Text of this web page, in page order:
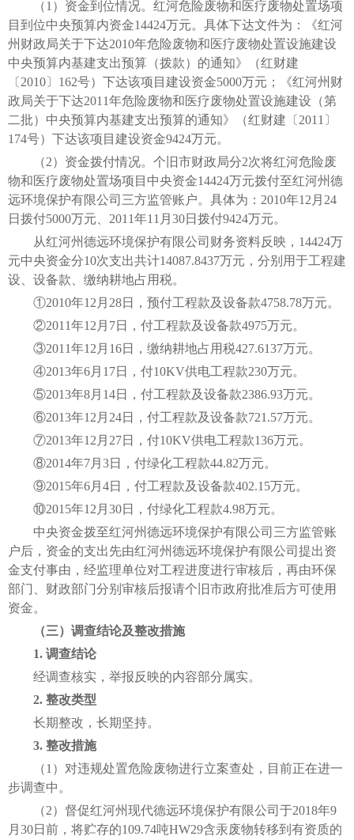
（1）资金到位情况。红河危险废物和医疗废物处置场项
目到位中央预算内资金14424万元。具体下达文件为：《红河
州财政局关于下达2010年危险废物和医疗废物处置设施建设
中央预算内基建支出预算（拨款）的通知》（红财建
〔2010〕162号）下达该项目建设资金5000万元；《红河州财
政局关于下达2011年危险废物和医疗废物处置设施建设（第
二批）中央预算内基建支出预算的通知》（红财建〔2011〕
174号）下达该项目建设资金9424万元。
（2）资金拨付情况。个旧市财政局分2次将红河危险废
物和医疗废物处置场项目中央资金14424万元拨付至红河州德
远环境保护有限公司三方监管账户。具体为：2010年12月24
日拨付5000万元、2011年11月30日拨付9424万元。
从红河州德远环境保护有限公司财务资料反映，14424万
元中央资金分10次支出共计14087.8437万元，分别用于工程建
设、设备款、缴纳耕地占用税。
①2010年12月28日，预付工程款及设备款4758.78万元。
②2011年12月7日，付工程款及设备款4975万元。
③2011年12月16日，缴纳耕地占用税427.6137万元。
④2013年6月17日，付10KV供电工程款230万元。
⑤2013年8月14日，付工程款及设备款2386.93万元。
⑥2013年12月24日，付工程款及设备款721.57万元。
⑦2013年12月27日，付10KV供电工程款136万元。
⑧2014年7月3日，付绿化工程款44.82万元。
⑨2015年6月4日，付工程款及设备款402.15万元。
⑩2015年12月30日，付绿化工程款4.98万元。
中央资金拨至红河州德远环境保护有限公司三方监管账
户后，资金的支出先由红河州德远环境保护有限公司提出资
金支付事由，经监理单位对工程进度进行审核后，再由环保
部门、财政部门分别审核后报请个旧市政府批准后方可使用
资金。
（三）调查结论及整改措施
1. 调查结论
经调查核实，举报反映的内容部分属实。
2. 整改类型
长期整改，长期坚持。
3. 整改措施
（1）对违规处置危险废物进行立案查处，目前正在进一
步调查中。
（2）督促红河州现代德远环境保护有限公司于2018年9
月30日前，将贮存的109.74吨HW29含汞废物转移到有资质的